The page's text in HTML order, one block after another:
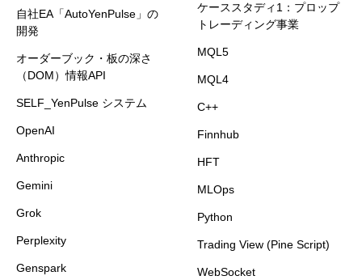
自社EA「AutoYenPulse」の
開発
オーダーブック・板の深さ
（DOM）情報API
SELF_YenPulse システム
OpenAI
Anthropic
Gemini
Grok
Perplexity
Genspark
ケーススタディ1：プロップ
トレーディング事業
MQL5
MQL4
C++
Finnhub
HFT
MLOps
Python
Trading View (Pine Script)
WebSocket